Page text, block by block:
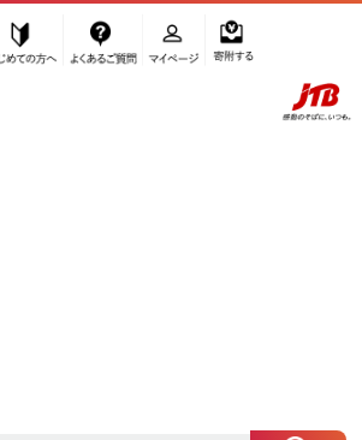
ふるぽ JTBのふるさと納税サイト